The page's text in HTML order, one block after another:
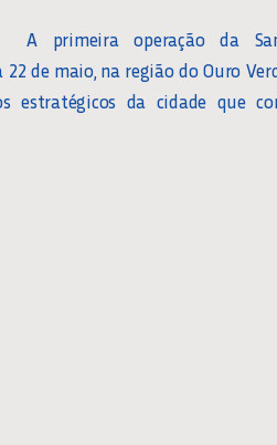
A primeira operação da
de maio, na região do Ouro
estratégicos da cidade que